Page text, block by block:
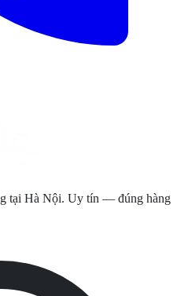
tại Hà Nội. Uy tín — đúng hàng